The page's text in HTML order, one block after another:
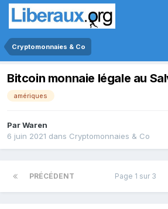
Cryptomonnaies & Co
Bitcoin monnaie légale au
amériques
ParWaren
6 juin 2021 dans Cryptomonnaies & Co
PRÉCÉDENT Page 1 sur 3